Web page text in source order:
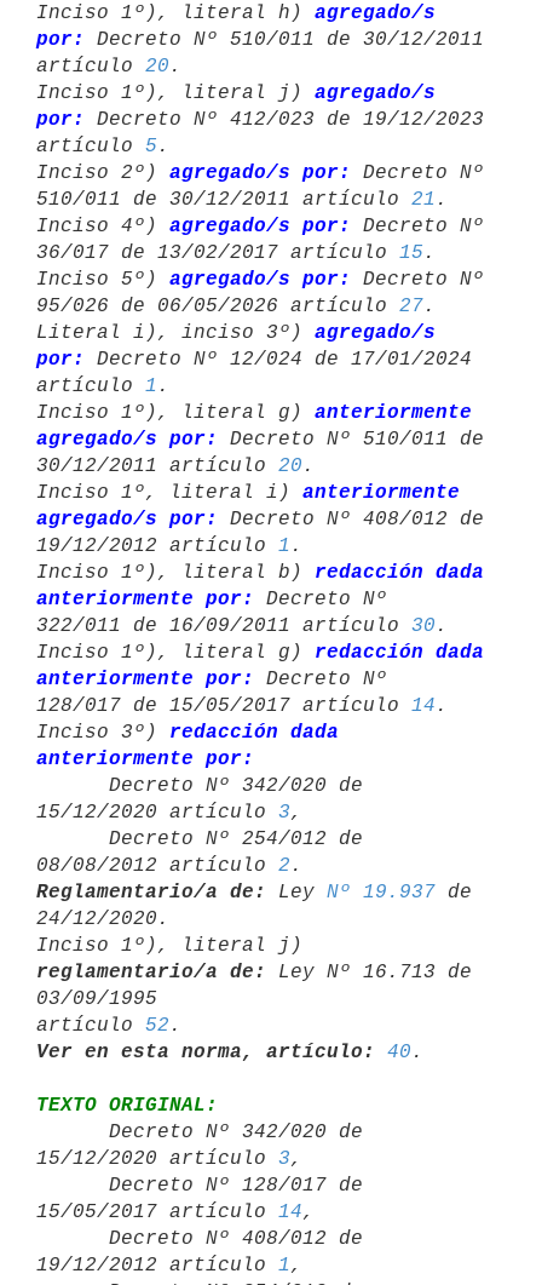
Inciso 1º), literal h) agregado/s
por:
Decreto Nº 510/011 de 30/12/2011
artículo 20 .
Inciso 1º), literal j) agregado/s
por:
Decreto Nº 412/023 de 19/12/2023
artículo 5 .
Inciso 2º) agregado/s por:
Decreto Nº
510/011 de 30/12/2011 artículo 21 .
Inciso 4º) agregado/s por:
Decreto Nº
36/017 de 13/02/2017 artículo 15 .
Inciso 5º) agregado/s por:
Decreto Nº
95/026 de 06/05/2026 artículo 27.
Literal i), inciso 3º) agregado/s
por:
Decreto Nº 12/024 de 17/01/2024
artículo 1 .
Inciso 1º), literal g) anteriormente
agregado/s por:
Decreto Nº 510/011 de
30/12/2011 artículo 20 .
Inciso 1º, literal i) anteriormente
agregado/s por:
Decreto Nº 408/012 de
19/12/2012 artículo 1 .
Inciso 1º), literal b) redacción dada
anteriormente por:
Decreto Nº
322/011 de 16/09/2011 artículo 30 .
Inciso 1º), literal g) redacción dada
anteriormente por:
Decreto Nº
128/017 de 15/05/2017 artículo 14 .
Inciso 3º) redacción dada
anteriormente por:
15/12/2020 artículo 3,
08/08/2012 artículo 2
Reglamentario/a de:
Ley Nº 19.937 de
24/12/2020.
reglamentario/a de:
Ley Nº 16.713 de
03/09/1995
artículo 52
Ver en esta norma, artículo:
40
TEXTO ORIGINAL:
15/12/2020 artículo 3,
15/05/2017 artículo 14,
19/12/2012 artículo 1 ,